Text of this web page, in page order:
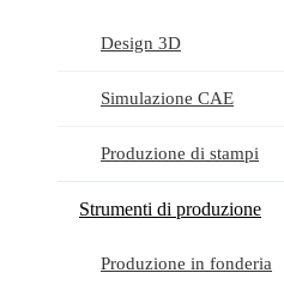
Design 3D
Simulazione CAE
Produzione di stampi
Strumenti di produzione
Produzione in fonderia